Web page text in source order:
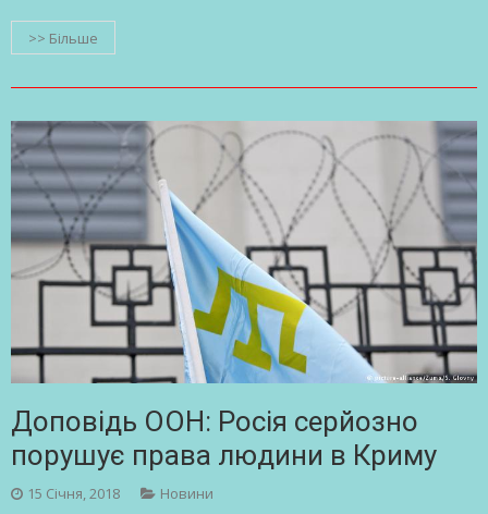
>> Більше
Доповідь ООН: Росія серйозно
порушує права людини в Криму
15 Січня, 2018 Новини